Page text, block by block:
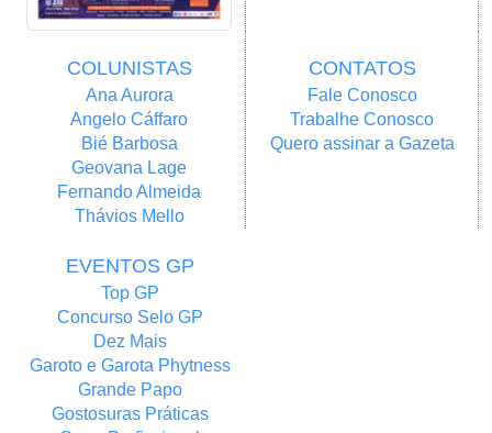
COLUNISTAS
Ana Aurora
Angelo Cáffaro
Bié Barbosa
Geovana Lage
Fernando Almeida
Thávios Mello
CONTATOS
Fale Conosco
Trabalhe Conosco
Quero assinar a Gazeta
EVENTOS GP
Top GP
Concurso Selo GP
Dez Mais
Garoto e Garota Phytness
Grande Papo
Gostosuras Práticas